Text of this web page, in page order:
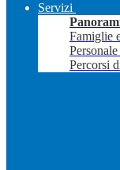
Servizi
Famiglie
Percorsi